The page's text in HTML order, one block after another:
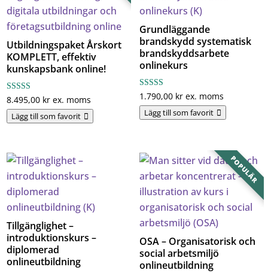
Utbildningspaket Årskort
KOMPLETT, effektiv
kunskapsbank online!
Betygsatt
5.00
av 5
8.495,00 kr ex. moms
Lägg till som favorit
Grundläggande
brandskydd systematisk
brandskyddsarbete
onlinekurs
Betygsa
tt
3.00
av 5
1.790,00 kr ex. moms
Lägg till som favorit
Tillgänglighet –
introduktionskurs –
diplomerad
onlineutbildning
POPULÄR
OSA – Organisatorisk och
social arbetsmiljö
onlineutbildning